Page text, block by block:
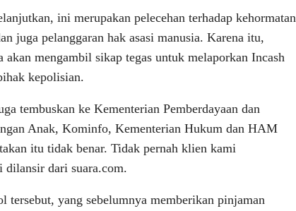
ini merupakan pelecehan terhadap kehormatan
juga pelanggaran hak asasi manusia. Karena itu,
akan mengambil sikap tegas untuk melaporkan Incash
kepolisian.
tembuskan ke Kementerian Pemberdayaan dan
Anak, Kominfo, Kementerian Hukum dan HAM
itu tidak benar. Tidak pernah klien kami
dilansir dari suara.com.
yang sebelumnya memberikan pinjaman